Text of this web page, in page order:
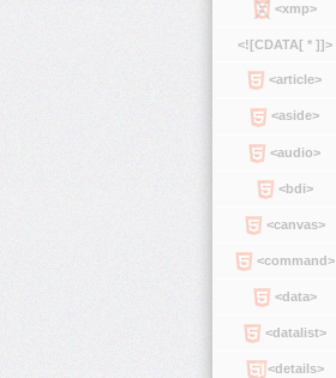
<xmp>
<![CDATA[ * ]]>
<article>
<aside>
<audio>
<bdi>
<canvas>
<command>
<data>
<datalist>
<details>